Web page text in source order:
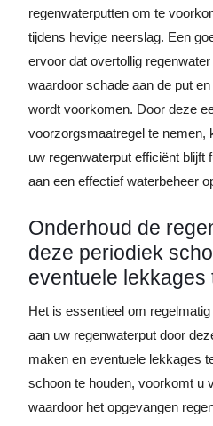
regenwaterputten om te
tijdens hevige neerslag. Een
ervoor dat overtollig
waardoor schade aan de put
wordt voorkomen. Door deze
voorzorgsmaatregel te nemen,
uw regenwaterput efficiënt blijft
aan een effectief waterbeheer
Onderhoud de
deze periodiek
eventuele lekkages
Het is essentieel om
aan uw regenwaterput door
maken en eventuele lekkages
schoon te houden, voorkomt u
waardoor het opgevangen